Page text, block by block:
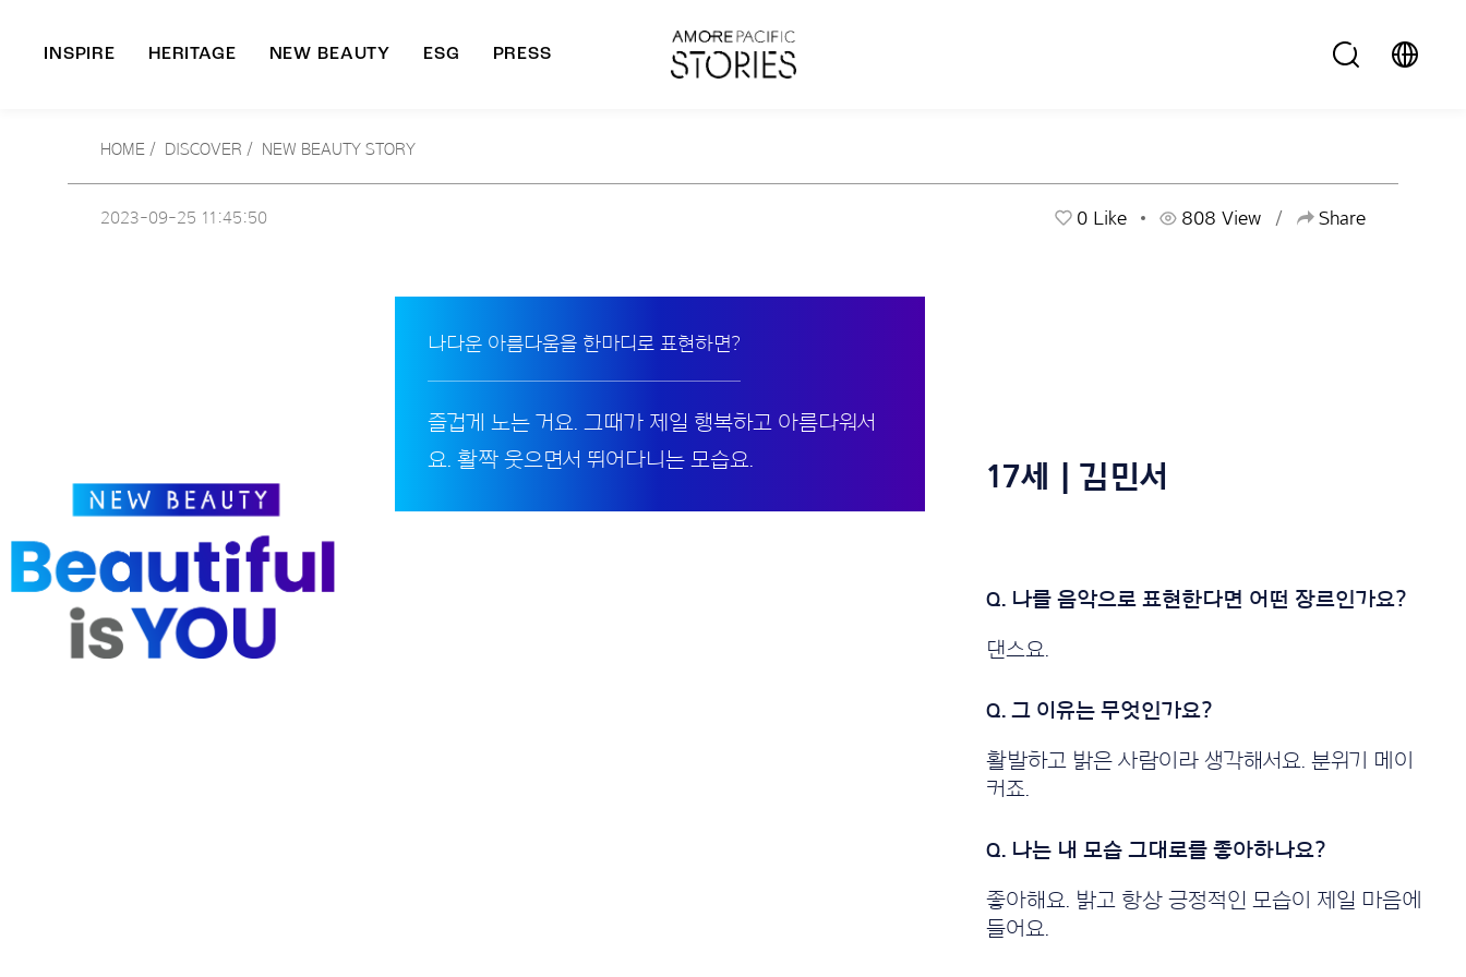
INSPIRE HERITAGE NEW BEAUTY ESG PRESS
HOME / DISCOVER / NEW BEAUTY STORY
2023-09-25 11:45:50 0 Like 808 View Share
나다운 아름다움을 한마디로 표현하면?
즐겁게 노는 거요. 그때가 제일 행복하고 아름다워서
요. 활짝 웃으면서 뛰어다니는 모습요.
17세 | 김민서
댄스요.
활발하고 밝은 사람이라 생각해서요. 분위기 메이
커죠.
좋아해요. 밝고 항상 긍정적인 모습이 제일 마음에
들어요.